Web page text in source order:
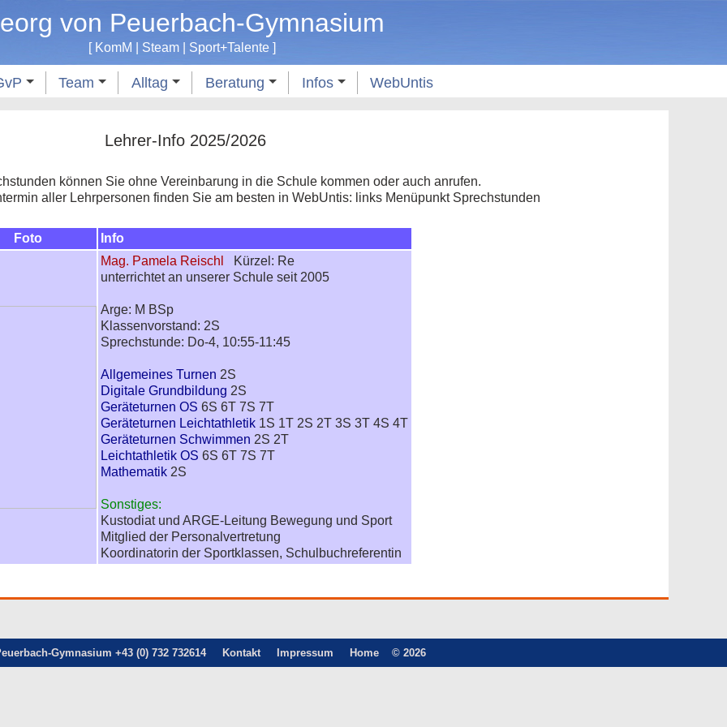
von Peuerbach-Gymnasium
[ KomM Steam| Sport+Talente]
Team Alltag Beratung Infos WebUntis
Lehrer-Info 2025/2026
können Sie ohne Vereinbarung in die Schule kommen oder auch anrufen.
aller Lehrpersonen finden Sie am besten in WebUntis: links Menüpunkt Sprechstunden
Foto
Info
Mag. Pamela Reischl
Kürzel: Re
unterrichtet an unserer Schule seit 2005
Arge: M BSp
Klassenvorstand: 2S
Sprechstunde: Do-4, 10:55-11:45
Allgemeines Turnen 2S
Digitale Grundbildung 2S
Geräteturnen OS 6S 6T 7S 7T
Geräteturnen Leichtathletik1S 1T 2S 2T 3S 3T 4S 4T
Geräteturnen Schwimmen 2S 2T
Leichtathletik OS 6S 6T 7S 7T
Mathematik2S
Sonstiges:
Kustodiat und ARGE-Leitung Bewegung und Sport
Mitglied der Personalvertretung
Koordinatorin der Sportklassen, Schulbuchreferentin
Gymnasium +43 (0) 732 732614 Kontakt Impressum Home © 2026